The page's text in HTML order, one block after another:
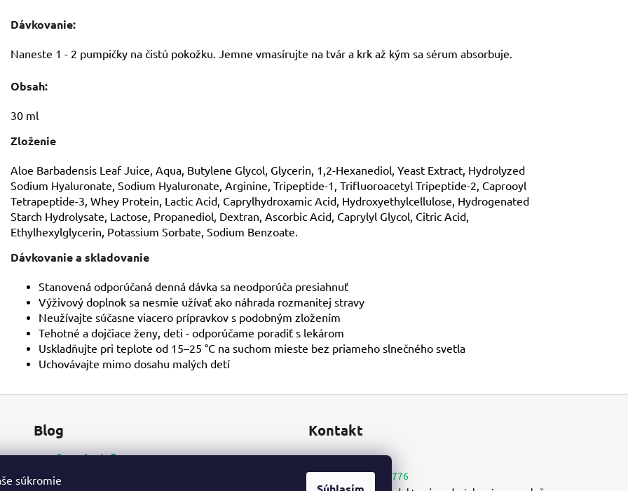
súkromie
Dávkovanie:
Naneste 1 - 2 pumpičky na čistú pokožku. Jemne vmasírujte na tvár a krk až kým sa sérum absorbuje.
Obsah:
30 ml
Zloženie
Aloe Barbadensis Leaf Juice, Aqua, Butylene Glycol, Glycerin, 1,2-Hexanediol, Yeast Extract, Hydrolyzed
Sodium Hyaluronate, Sodium Hyaluronate, Arginine, Tripeptide-1, Trifluoroacetyl Tripeptide-2, Caprooyl
Tetrapeptide-3, Whey Protein, Lactic Acid, Caprylhydroxamic Acid, Hydroxyethylcellulose, Hydrogenated
Starch Hydrolysate, Lactose, Propanediol, Dextran, Ascorbic Acid, Caprylyl Glycol, Citric Acid,
Ethylhexylglycerin, Potassium Sorbate, Sodium Benzoate.
Dávkovanie a skladovanie
Stanovená odporúčaná denná dávka sa neodporúča presiahnuť
Výživový doplnok sa nesmie užívať ako náhrada rozmanitej stravy
Neužívajte súčasne viacero prípravkov s podobným zložením
Tehotné a dojčiace ženy, deti - odporúčame poradiť s lekárom
Uskladňujte pri teplote od 15–25 °C na suchom mieste bez priameho slnečného svetla
Uchovávajte mimo dosahu malých detí
Blog
Prečo od nás?
Gél aloe vera na vnútorné použitie
Kontakt
info@aloes.sk
+421 907 060 776